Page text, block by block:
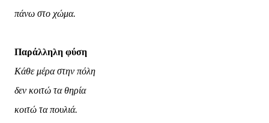
πάνω στο χώμα.
Παράλληλη φύση
Κάθε μέρα στην πόλη
δεν κοιτώ τα θηρία
κοιτώ τα πουλιά.